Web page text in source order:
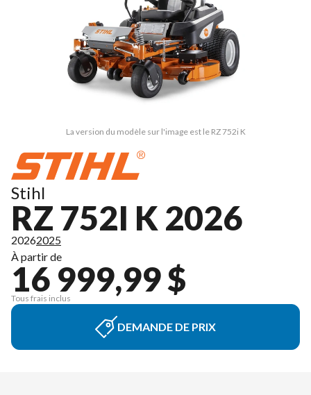
La version du modèle sur l'image est le RZ 752i K
Stihl
RZ 752I K 2026
20262025
À partir de
16 999,99 $
Tous frais inclus
DEMANDE DE PRIX